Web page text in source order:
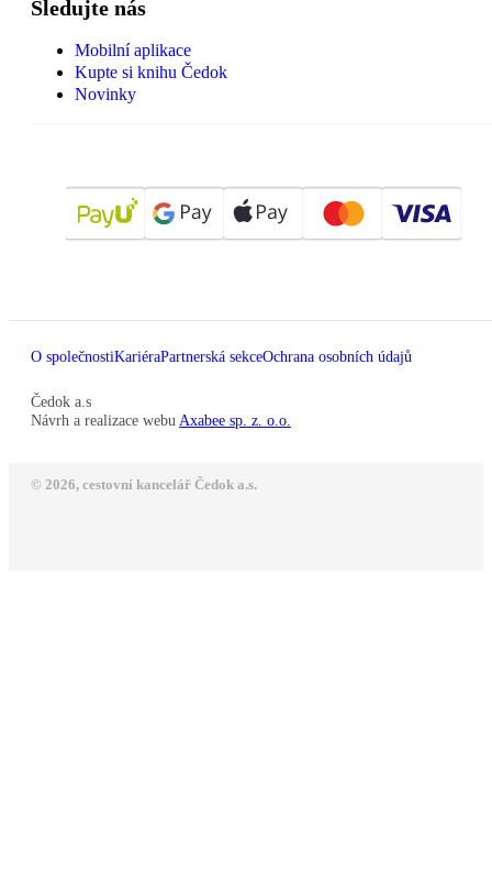
Sledujte nás
Mobilní aplikace
Kupte si knihu Čedok
Novinky
O společnostiKariéraPartnerská sekceOchrana osobních údajů
Čedok a.s
Návrh a realizace webu Axabee sp. z. o.o.
© 2026, cestovní kancelář Čedok a.s.